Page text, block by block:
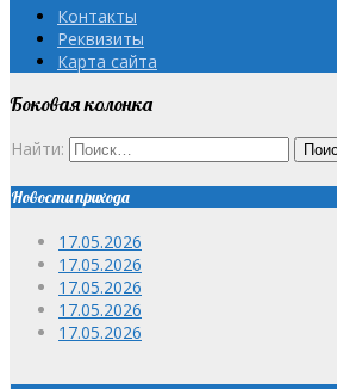
Контакты
Реквизиты
Карта сайта
Боковая колонка
Найти:
Новости прихода
17.05.2026
17.05.2026
17.05.2026
17.05.2026
17.05.2026